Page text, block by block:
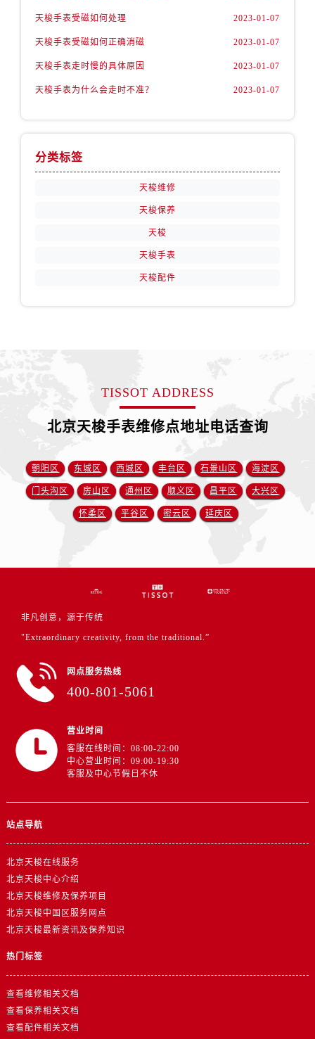
天梭手表受磁如何处理 2023-01-07
天梭手表受磁如何正确消磁 2023-01-07
天梭手表走时慢的具体原因 2023-01-07
天梭手表为什么会走时不准？ 2023-01-07
分类标签
天梭维修
天梭保养
天梭
天梭手表
天梭配件
TISSOT ADDRESS
北京天梭手表维修点地址电话查询
朝阳区 东城区 西城区 丰台区 石景山区 海淀区
门头沟区 房山区 通州区 顺义区 昌平区 大兴区
怀柔区 平谷区 密云区 延庆区
非凡创意，源于传统
"Extraordinary creativity, from the traditional.”
网点服务热线
400-801-5061
营业时间
客服在线时间：08:00-22:00
中心营业时间：09:00-19:30
客服及中心节假日不休
站点导航
北京天梭在线服务
北京天梭中心介绍
北京天梭维修及保养项目
北京天梭中国区服务网点
北京天梭最新资讯及保养知识
热门标签
查看维修相关文档
查看保养相关文档
查看配件相关文档